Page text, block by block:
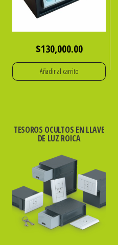
$130,000.00
Añadir al carrito
TESOROS OCULTOS EN LLAVE
DE LUZ ROICA